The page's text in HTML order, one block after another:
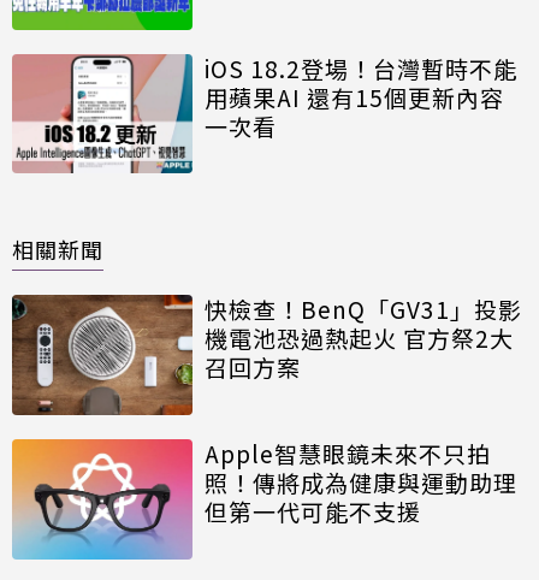
iOS 18.2登場！台灣暫時不能
用蘋果AI 還有15個更新內容
一次看
相關新聞
快檢查！BenQ「GV31」投影
機電池恐過熱起火 官方祭2大
召回方案
Apple智慧眼鏡未來不只拍
照！傳將成為健康與運動助理
但第一代可能不支援